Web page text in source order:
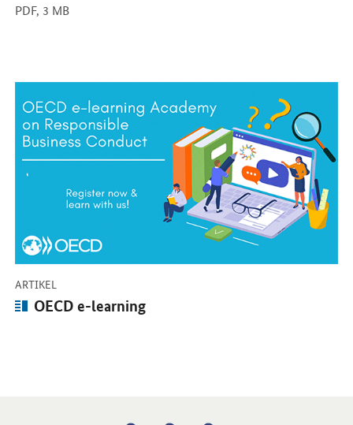
PDF, 3 MB
ARTIKEL
Artikel:
OECD e-learning